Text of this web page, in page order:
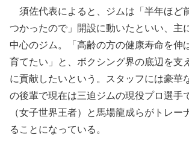
須佐代表によると、ジムは「半年ほど
つかったので」開設に動いたといい、主
中心のジム。「高齢の方の健康寿命を伸
育てたい」と、ボクシング界の底辺を支
に貢献したいという。スタッフには豪華
の後輩で現在は三迫ジムの現役プロ選手
（女子世界王者）と馬場龍成らがトレー
ることになっている。